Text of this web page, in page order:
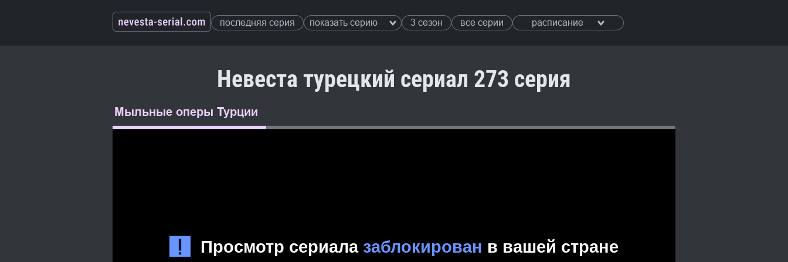
последняя серия показать серию 3 сезон все серии расписание
Невеста турецкий сериал 273 серия
Мыльные оперы Турции